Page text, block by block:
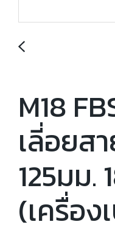
M18
เลี่อยส
125มม.
(เครื่อง